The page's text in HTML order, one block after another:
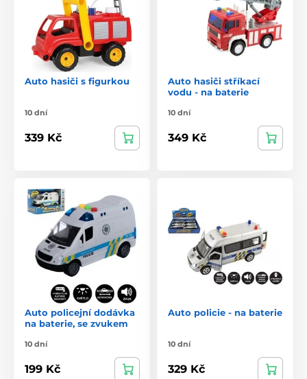
Auto hasiči s figurkou
10 dní
339 Kč
Auto hasiči stříkací
vodu - na baterie
10 dní
349 Kč
Auto policejní dodávka
na baterie, se zvukem
10 dní
199 Kč
Auto policie - na baterie
10 dní
329 Kč